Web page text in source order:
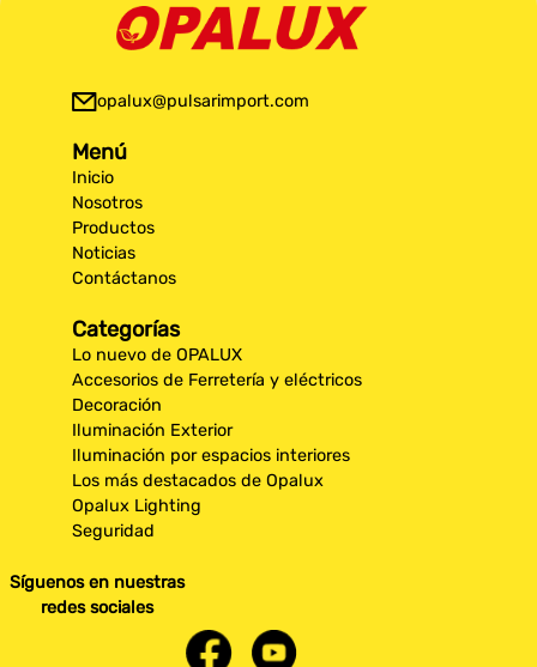
opalux@pulsarimport.com
Menú
Inicio
Nosotros
Productos
Noticias
Contáctanos
Categorías
Lo nuevo de OPALUX
Accesorios de Ferretería y eléctricos
Decoración
Iluminación Exterior
Iluminación por espacios interiores
Los más destacados de Opalux
Opalux Lighting
Seguridad
Síguenos en nuestras
redes sociales